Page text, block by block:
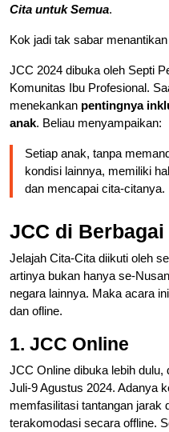
Cita untuk Semua.
Kok jadi tak sabar
JCC 2024 dibuka oleh Septi
Komunitas Ibu Profesional.
menekankan pentingnya
anak. Beliau menyampaikan:
Setiap anak, tanpa
kondisi lainnya, memiliki
dan mencapai cita-citanya.
JCC di
Jelajah Cita-Cita diikuti oleh
artinya bukan hanya se-
negara lainnya. Maka acara
dan ofline.
1. JCC Online
JCC Online dibuka lebih
Juli-9 Agustus 2024. Adanya
memfasilitasi tantangan jarak
terakomodasi secara offline.